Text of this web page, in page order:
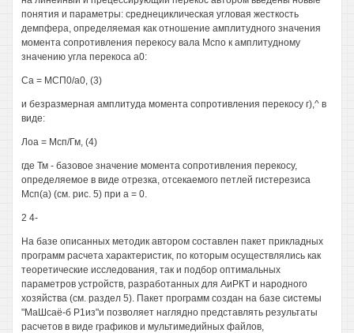
понятия и параметры: среднециклическая угловая жесткость
демпфера, определяемая как отношение амплитудного значения
момента сопротивления перекосу вала Мспо к амплитудному
значению угла перекоса а0:
Са = МСП0/а0, (3)
и безразмерная амплитуда момента сопротивления перекосу г),^ в
виде:
Лоа = Мсп/Гм, (4)
где Тм - базовое значение момента сопротивления перекосу,
определяемое в виде отрезка, отсекаемого петлей гистерезиса
Мсп(а) (см. рис. 5) при а = 0.
2 4-
На базе описанных методик автором составлен пакет прикладных
программ расчета характеристик, по которым осуществлялись как
теоретические исследования, так и подбор оптимальных
параметров устройств, разработанных для АиРКТ и народного
хозяйства (см. раздел 5). Пакет программ создан на базе системы
"МаШсаё-б Р1из"и позволяет наглядно представлять результаты
расчетов в виде графиков и мультимедийных файлов,